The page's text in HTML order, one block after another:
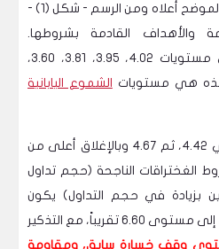
نستعير من التطبيق العملي الموضح أعلاه ومن الرسم - شكل (1) -
والأهداف القادمة بشروطها.
أولاً، وهى مستويات 4.02، 3.95، 3.81، 3.60،
الشموع اليابانية
فهي 4.42، ثم 4.67 وبالإغلاق أعلى من
بشروط الغختراقات الناجحة (حجم تداول
بزيادة في حجم التداول) يكون
للسهم هدف صاعد أكبر يصل إلى مستوى 6.60 تقريباً، مع التذكير
كمستوى وقف خسارة سابق، ومقاومة